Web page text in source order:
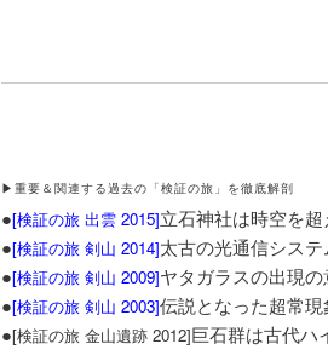
▶重要＆関連する過去の「検証の旅」を徹底解剖
●[検証の旅 出雲 2015]立石神社は時空を
●[検証の旅 剣山 2014]太古の光通信シス
●[検証の旅 剣山 2009]ヤタガラスの出現
●[検証の旅 剣山 2003]伝説となった超常
●[検証の旅 金山遺跡 2012]巨石群は古代ハ